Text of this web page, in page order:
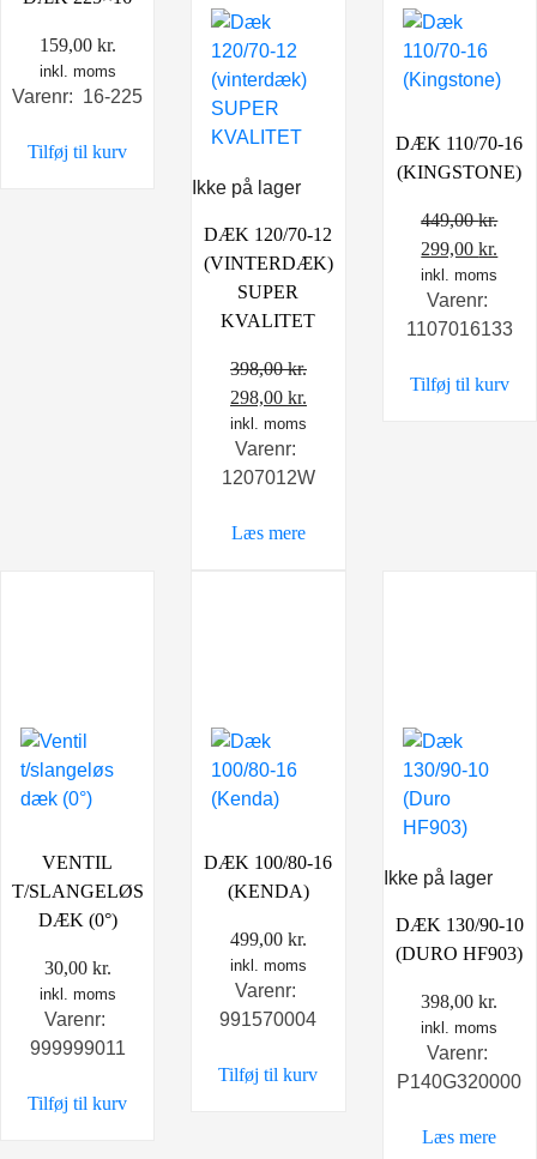
159,00 kr.
inkl. moms
Varenr: 16-225
Tilføj til kurv
Ikke på lager
DÆK 120/70-12
(VINTERDÆK)
SUPER
KVALITET
398,00kr.
Den
oprindelige
pris
var:
298,00 kr.
aktuelle
er:
inkl. moms
Varenr:
1207012W
Læs mere
DÆK 110/70-16
(KINGSTONE)
449,00kr.
Den
oprindelige
pris
var:
299,00kr.
er:
inkl. moms
Varenr:
1107016133
Tilføj til kurv
VENTIL
T/SLANGELØS
DÆK (0°)
30,00 kr.
inkl. moms
Varenr:
999999011
Tilføj til kurv
DÆK 100/80-16
(KENDA)
499,00 kr.
inkl. moms
Varenr:
991570004
Tilføj til kurv
Ikke på lager
DÆK 130/90-10
(DURO HF903)
398,00kr.
inkl. moms
Varenr:
P140G320000
Læs mere